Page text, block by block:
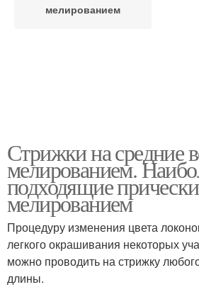
мелированием
Стрижки на средние
мелированием.
подходящие
мелированием
Процедуру изменения цвета
легкого окрашивания некоторых
можно проводить на стрижку
длины.